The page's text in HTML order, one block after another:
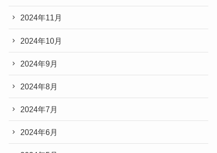
2024年11月
2024年10月
2024年9月
2024年8月
2024年7月
2024年6月